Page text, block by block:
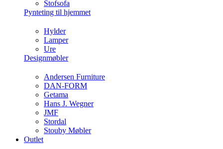
Stofsofa
Pynteting til hjemmet
Hylder
Lamper
Ure
Designmøbler
Andersen Furniture
DAN-FORM
Getama
Hans J. Wegner
JMF
Stordal
Stouby Møbler
Outlet